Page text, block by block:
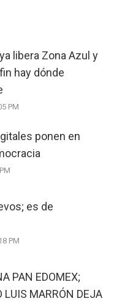
libera Zona Azul y
hay dónde
PM
ponen en
es de
PM
PAN EDOMEX;
LUIS MARRÓN DEJA